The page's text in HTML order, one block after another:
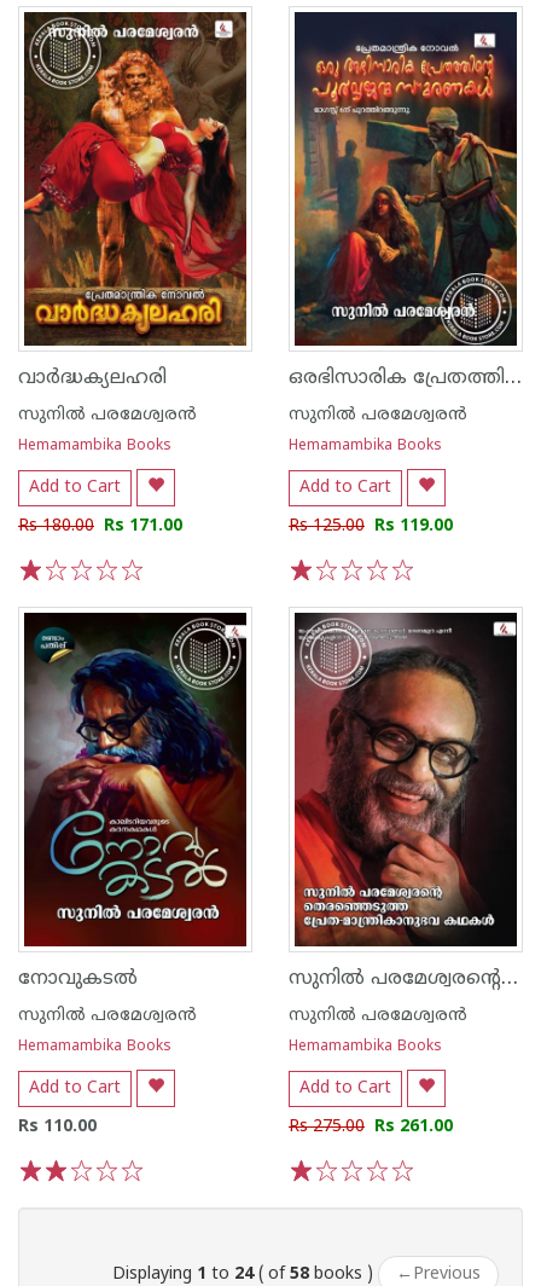
വാര്‍ദ്ധക്യലഹരി
സുനില്‍ പരമേശ്വരന്‍
Hemamambika Books
Add to Cart
Rs 180.00 Rs 171.00
ഒരഭിസാരിക പ്രേതത്തിന്റെ പൂര്‍വ്വജന്മ സ്മരണകള്‍
സുനില്‍ പരമേശ്വരന്‍
Hemamambika Books
Add to Cart
Rs 125.00 Rs 119.00
നോവുകടല്‍
സുനില്‍ പരമേശ്വരന്‍
Hemamambika Books
Add to Cart
Rs 110.00
സുനില്‍ പരമേശ്വരന്റെ തെരെഞ്ഞെടുത്ത പ്രേത മന്ത്രികാനുഭവ കഥകൾ
സുനില്‍ പരമേശ്വരന്‍
Hemamambika Books
Add to Cart
Rs 275.00 Rs 261.00
Displaying 1 to 24( of 58 books ) ← Previous